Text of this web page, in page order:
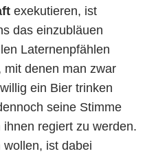
exekutieren, ist
das einzubläuen
Laternenpfählen
mit denen man zwar
ein Bier trinken
seine Stimme
regiert zu werden.
ist dabei